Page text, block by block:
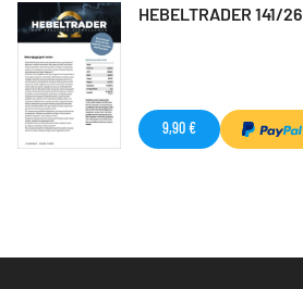
HEBELTRADER 141/26
9,90 €